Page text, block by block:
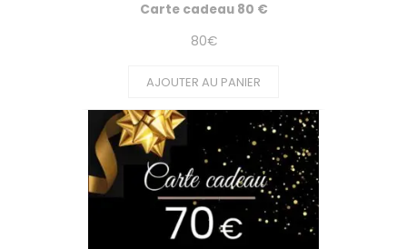
Carte cadeau 80 €
80€
AJOUTER AU PANIER